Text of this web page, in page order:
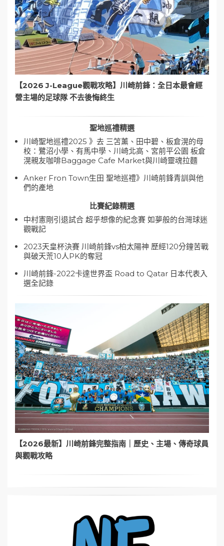
【2026 J-League觀戰攻略】川崎前鋒：全日本最會經
營主場的足球隊 不去後悔終生
聖地巡禮精選
川崎聖地巡禮2025 》去 三笘薰、田中碧、板倉滉的母
校：鷺沼小學、有馬中學、川崎北高、宮前平公園 板倉
滉親友咖啡Baggage Cafe Market與川崎靈魂拉麵
Anker Fron Town生田 聖地巡禮》川崎前鋒青訓與他
們的產地
比賽紀錄精選
中村憲剛引退試合 超乎想像的紀念賽 如夢般的台灣球迷
觀戰記
2023天皇杯決賽 川崎前鋒vs柏太陽神 歷經120分鐘苦戰
與破天荒10人PK的奪冠
川崎前鋒-2022卡達世界盃 Road to Qatar 日本代表入
選全記錄
【2026最新】川崎前鋒完整指南｜歷史、主場、傳奇球員
與觀戰攻略